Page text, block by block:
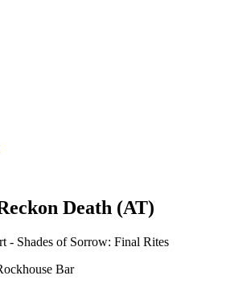
Death (AT)
- Shades of Sorrow: Final Rites
Bar